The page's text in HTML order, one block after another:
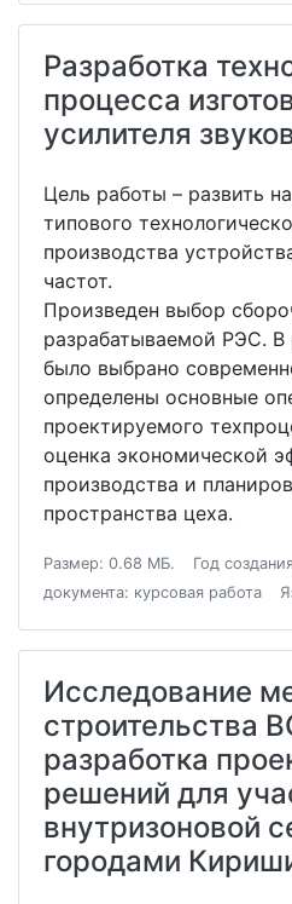
Разработка
процесса
усилителя
Цель работы – развить
типового
производства
частот.
Произведен выбор
разрабатываемой РЭС. В
было выбрано
определены основные
проектируемого
оценка экономической
производства и
пространства цеха.
Размер: 0.68 МБ. Год
документа: курсовая работа
Исследование
строительства
разработка
решений для
внутризоновой
городами